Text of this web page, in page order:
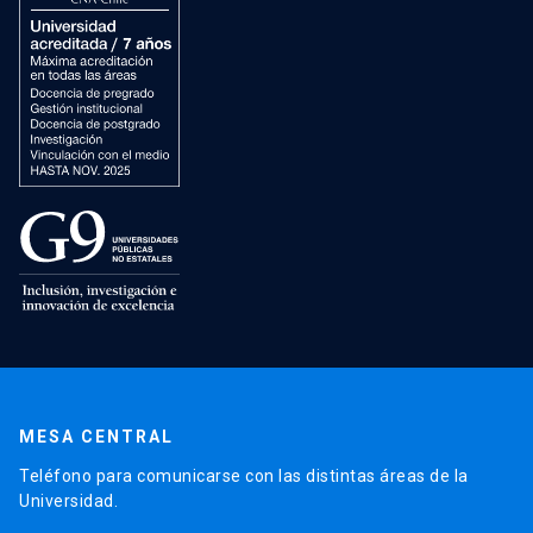
MESA CENTRAL
Teléfono para comunicarse con las distintas áreas de la
Universidad.